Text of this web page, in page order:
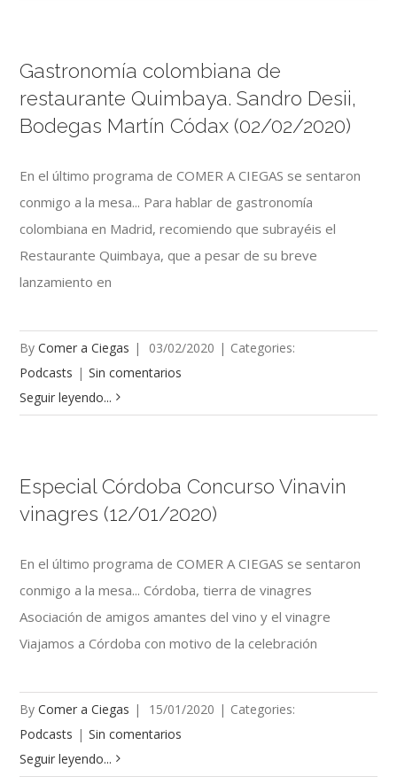
Gastronomía colombiana de
restaurante Quimbaya. Sandro Desii,
Bodegas Martín Códax (02/02/2020)
En el último programa de COMER A CIEGAS se sentaron
conmigo a la mesa... Para hablar de gastronomía
colombiana en Madrid, recomiendo que subrayéis el
Restaurante Quimbaya, que a pesar de su breve
lanzamiento en
ByComer a Ciegas | 03/02/2020 | Categories:
Podcasts | Sin comentarios
Seguir leyendo...
Especial Córdoba Concurso Vinavin
vinagres (12/01/2020)
En el último programa de COMER A CIEGAS se sentaron
conmigo a la mesa... Córdoba, tierra de vinagres
Asociación de amigos amantes del vino y el vinagre
Viajamos a Córdoba con motivo de la celebración
ByComer a Ciegas | 15/01/2020 | Categories:
Podcasts | Sin comentarios
Seguir leyendo...